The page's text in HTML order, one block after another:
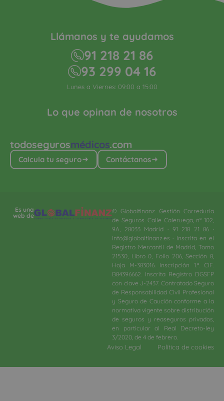
todosegurosmédicos.com
Calcula tu seguro Contáctanos
Lo que opinan de nosotros
Llámanos y te ayudamos
91 218 21 86
93 299 04 16
Lunes a Viernes: 09:00 a 15:00
Es una
web de
© Globalfinanz Gestión Correduría
de Seguros. Calle Caleruega, nº 102,
9A, 28033 Madrid · 91 218 21 86 ·
info@globalfinanz.es · Inscrita en el
Registro Mercantil de Madrid, Tomo
21530, Libro 0, Folio 206, Sección 8,
Hoja M-383016. Inscripción 1.ª. CIF.
B84396662. Inscrita Registro DGSFP
con clave J-2437. Contratado Seguro
de Responsabilidad Civil Profesional
y Seguro de Caución conforme a la
normativa vigente sobre distribución
de seguros y reaseguros privados,
en particular al Real Decreto-ley
3/2020, de 4 de febrero.​
Aviso Legal Política de cookies